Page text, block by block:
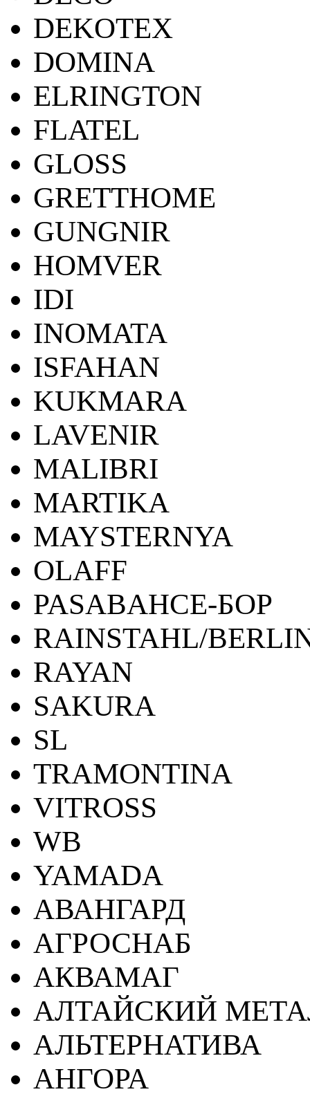
DEKOTEX
DOMINA
ELRINGTON
FLATEL
GLOSS
GRETTHOME
GUNGNIR
HOMVER
IDI
INOMATA
ISFAHAN
KUKMARA
LAVENIR
MALIBRI
MARTIKA
MAYSTERNYA
OLAFF
PASABAHCE-БОР
RAINSTAHL/
RAYAN
SAKURA
SL
TRAMONTINA
VITROSS
WB
YAMADA
АВАНГАРД
АГРОСНАБ
АКВАМАГ
АЛТАЙСКИЙ
АЛЬТЕРНАТИВА
АНГОРА